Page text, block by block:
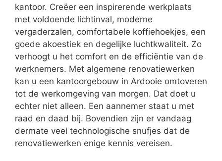
kantoor. Creëer een inspirerende werkplaats
met voldoende lichtinval, moderne
vergaderzalen, comfortabele koffiehoekjes, een
goede akoestiek en degelijke luchtkwaliteit. Zo
verhoogt u het comfort en de efficiëntie van de
werknemers. Met algemene renovatiewerken
kan u een kantoorgebouw in Ardooie omtoveren
tot de werkomgeving van morgen. Dat doet u
echter niet alleen. Een aannemer staat u met
raad en daad bij. Bovendien zijn er vandaag
dermate veel technologische snufjes dat de
renovatiewerken enige kennis vereisen.